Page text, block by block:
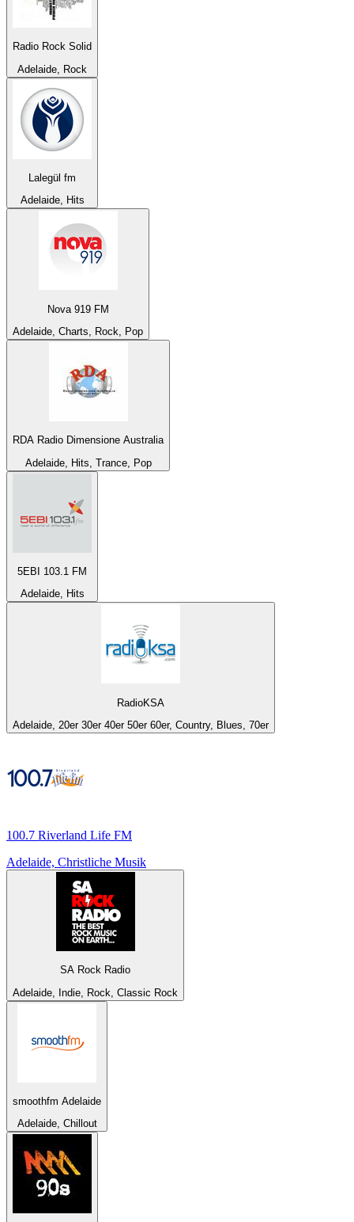
Radio Rock Solid
Adelaide, Rock
Lalegül fm
Adelaide, Hits
Nova 919 FM
Adelaide, Charts, Rock, Pop
RDA Radio Dimensione Australia
Adelaide, Hits, Trance, Pop
5EBI 103.1 FM
Adelaide, Hits
RadioKSA
Adelaide, 20er 30er 40er 50er 60er, Country, Blues, 70er
100.7 Riverland Life FM
Adelaide, Christliche Musik
SA Rock Radio
Adelaide, Indie, Rock, Classic Rock
smoothfm Adelaide
Adelaide, Chillout